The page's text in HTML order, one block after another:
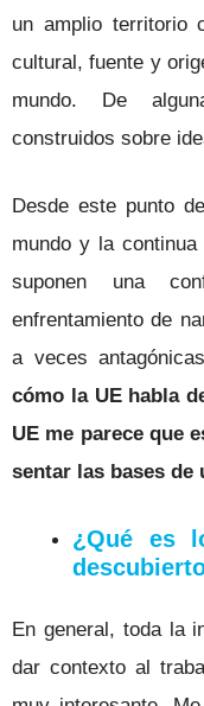
un amplio territorio
cultural, fuente y
mundo. De
construidos sobre
Desde este punto
mundo y la
suponen una
enfrentamiento de
a veces
cómo la UE habla
UE me parece que
sentar las bases
¿Qué es
En general, toda la
dar contexto al